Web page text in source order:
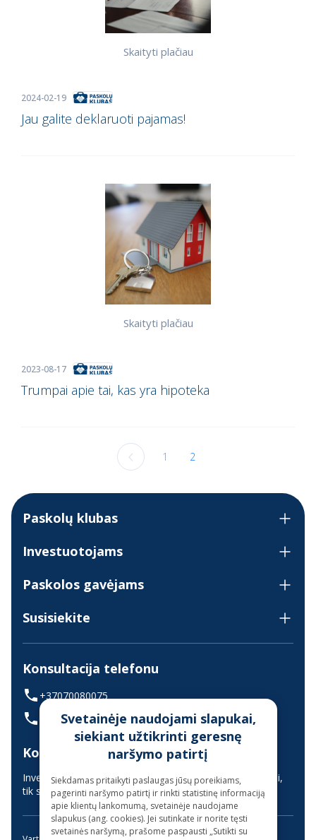
2024-02-19
Jau galite deklaruoti pajamas!
Skaityti plačiau
2023-08-17
Trumpai apie tai, kas yra hipoteka
Skaityti plačiau
1 2
Paskolų klubas
Investuotojams
Paskolos gavėjams
Susisiekite
Konsultacija telefonu
+37070080075
(skambinant iš užsienio +37068700300)
Konsultavimas gyvai
Investuotojų aptarnavimas vyksta nuotoliniu būdu (gyvai,
tik suderinus laiką iš anksto)
Svetainėje naudojami slapukai,
siekiant užtikrinti geresnę
naršymo patirtį
Siekdamas pritaikyti paslaugas jūsų poreikiams,
pagerinti naršymo patirtį ir rinkti statistinę informaciją
apie klientų lankomumą, svetainėje naudojame
slapukus (ang. cookies). Jei sutinkate ir norite tęsti
svetainės naršymą, prašome paspausti „Sutikti su